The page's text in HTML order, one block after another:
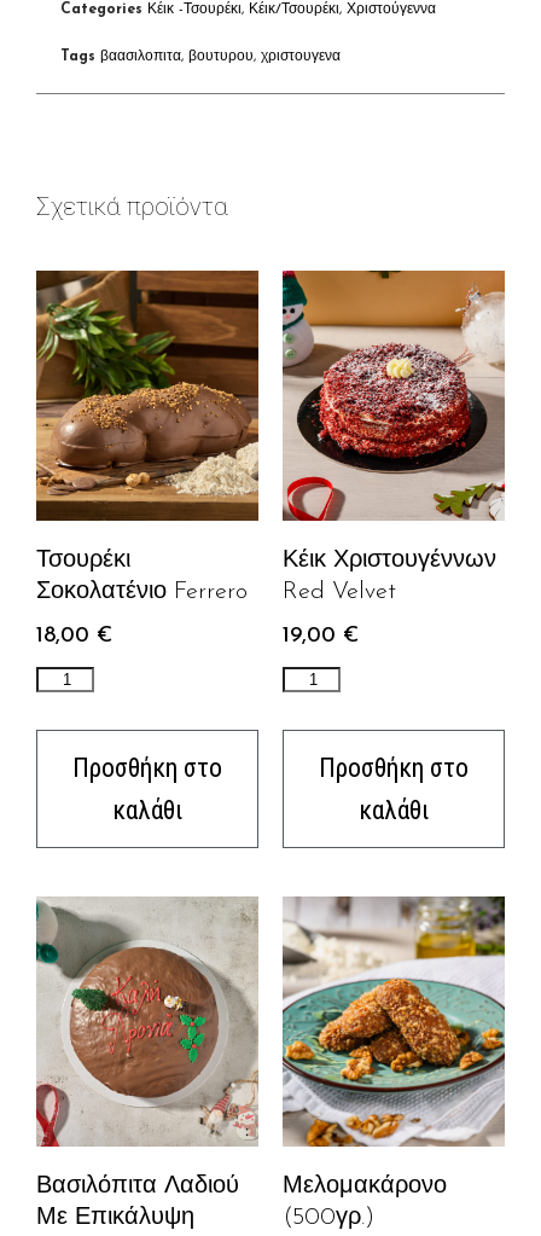
Categories Κέικ -Τσουρέκι, Κέικ/Τσουρέκι, Χριστούγεννα
Tags βαασιλοπιτα, βουτυρου, χριστουγενα
Σχετικά προϊόντα
Τσουρέκι
Σοκολατένιο Ferrero
18,00 €
Προσθήκη στο
καλάθι
Κέικ Χριστουγέννων
Red Velvet
19,00 €
Προσθήκη στο
καλάθι
Βασιλόπιτα Λαδιού
Με Επικάλυψη
Μελομακάρονο
(500γρ.)